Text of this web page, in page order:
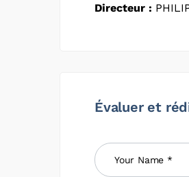
Directeur :
Évaluer et